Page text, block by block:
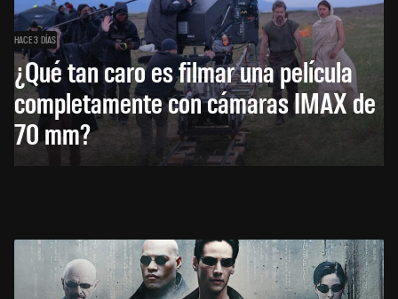
HACE 3 DÍAS
¿Qué tan caro es filmar una película
completamente con cámaras IMAX de
70 mm?